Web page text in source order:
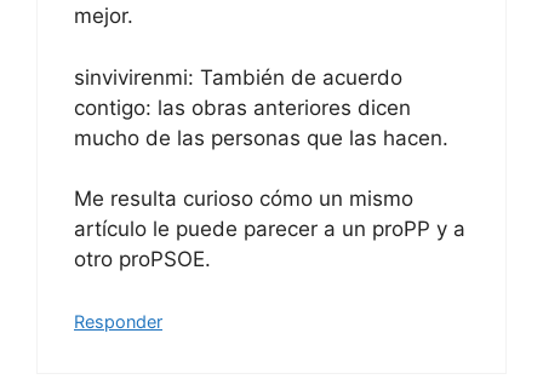
mejor.
sinvivirenmi: También de acuerdo
contigo: las obras anteriores dicen
mucho de las personas que las hacen.
Me resulta curioso cómo un mismo
artículo le puede parecer a un proPP y a
otro proPSOE.
Responder